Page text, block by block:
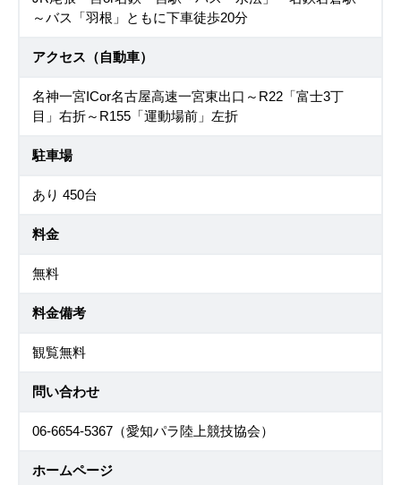
～バス「羽根」ともに下車徒歩20分
アクセス（自動車）
名神一宮ICor名古屋高速一宮東出口～R22「富士3丁
目」右折～R155「運動場前」左折
駐車場
あり 450台
料金
無料
料金備考
観覧無料
問い合わせ
06-6654-5367（愛知パラ陸上競技協会）
ホームページ